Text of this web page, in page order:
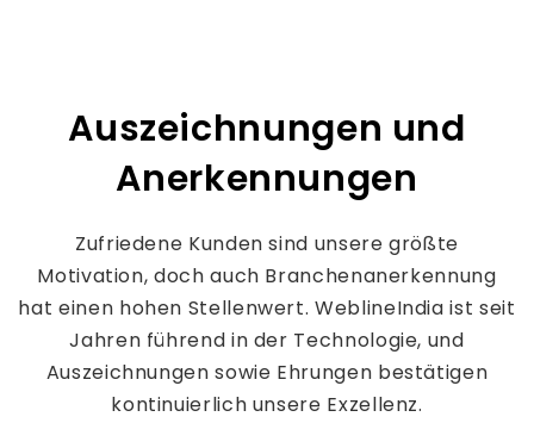
Auszeichnungen und
Anerkennungen
Zufriedene Kunden sind unsere größte
Motivation, doch auch Branchenanerkennung
hat einen hohen Stellenwert. WeblineIndia ist seit
Jahren führend in der Technologie, und
Auszeichnungen sowie Ehrungen bestätigen
kontinuierlich unsere Exzellenz.